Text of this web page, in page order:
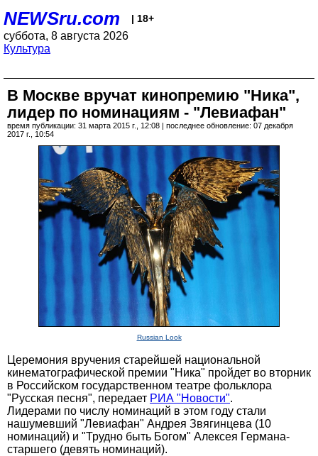
NEWSru.com | 18+
суббота, 8 августа 2026
Культура
В Москве вручат кинопремию "Ника",
лидер по номинациям - "Левиафан"
время публикации: 31 марта 2015 г., 12:08 | последнее обновление: 07 декабря
2017 г., 10:54
Russian Look
Церемония вручения старейшей национальной
кинематографической премии "Ника" пройдет во вторник
в Российском государственном театре фольклора
"Русская песня", передает РИА "Новости".
Лидерами по числу номинаций в этом году стали
нашумевший "Левиафан" Андрея Звягинцева (10
номинаций) и "Трудно быть Богом" Алексея Германа-
старшего (девять номинаций).